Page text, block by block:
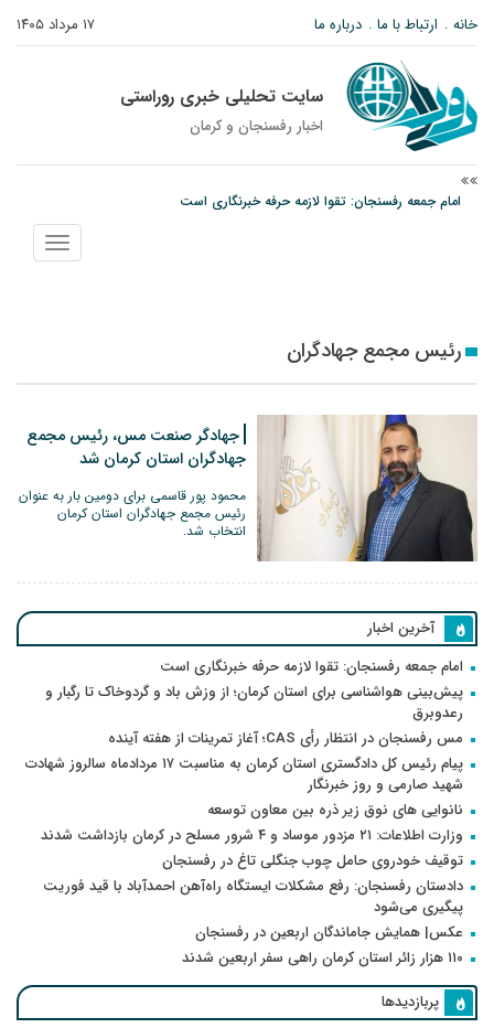
۱۷ مرداد ۱۴۰۵ خانه ارتباط با ما درباره ما
سایت تحلیلی خبری روراستی
اخبار رفسنجان و كرمان
امام جمعه رفسنجان: تقوا لازمه حرفه خبرنگاری است
پیش‌بینی هواشناسی برای استان کرمان؛ از وزش باد و گردوخاک تا رگبار و رعدوبرق
نمایش
منو
رئیس مجمع جهادگران
جهادگر صنعت مس، رئیس مجمع
جهادگران استان کرمان شد
محمود پور قاسمی برای دومین‌ بار به‌ عنوان
رئیس مجمع جهادگران استان کرمان
انتخاب شد.
آخرین اخبار
امام جمعه رفسنجان: تقوا لازمه حرفه خبرنگاری است
پیش‌بینی هواشناسی برای استان کرمان؛ از وزش باد و گردوخاک تا رگبار و
رعدوبرق
مس رفسنجان در انتظار رأی CAS؛ آغاز تمرینات از هفته آینده
پیام رئیس کل دادگستری استان کرمان به مناسبت ۱۷ مردادماه سالروز شهادت
شهید صارمی و روز خبرنگار
نانوایی های نوق زیر ذره بین معاون توسعه
وزارت اطلاعات: ۲۱ مزدور موساد و ۴ شرور مسلح در کرمان بازداشت شدند
توقیف خودروی حامل چوب جنگلی تاغ در رفسنجان
دادستان رفسنجان: رفع مشکلات ایستگاه راه‌آهن احمدآباد با قید فوریت
پیگیری می‌شود
عکس| همایش جاماندگان اربعین در رفسنجان
۱۱۰ هزار زائر استان کرمان راهی سفر اربعین شدند
پربازدیدها